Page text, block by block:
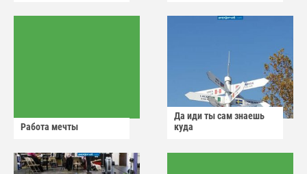
Работа мечты
Да иди ты сам знаешь
куда